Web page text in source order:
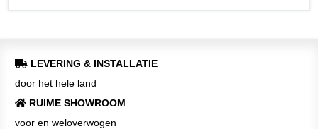
LEVERING & INSTALLATIE
door het hele land
RUIME SHOWROOM
voor en weloverwogen